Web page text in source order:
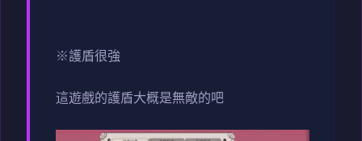
※護盾很強
這遊戲的護盾大概是無敵的吧